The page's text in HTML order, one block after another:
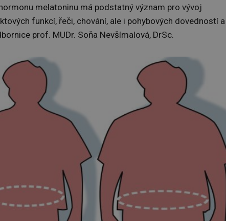
melatoninu má podstatný význam pro vývoj
funkcí, řeči, chování, ale i pohybových dovedností a
prof. MUDr. Soňa Nevšímalová, DrSc.